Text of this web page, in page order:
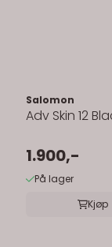
Salomon
Adv Skin 12
1.900,-
På lager
Kjøp